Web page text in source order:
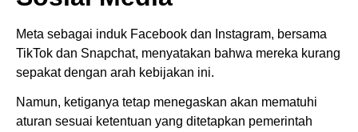
Meta sebagai induk Facebook dan Instagram, bersama
TikTok dan Snapchat, menyatakan bahwa mereka kurang
sepakat dengan arah kebijakan ini.
Namun, ketiganya tetap menegaskan akan mematuhi
aturan sesuai ketentuan yang ditetapkan pemerintah